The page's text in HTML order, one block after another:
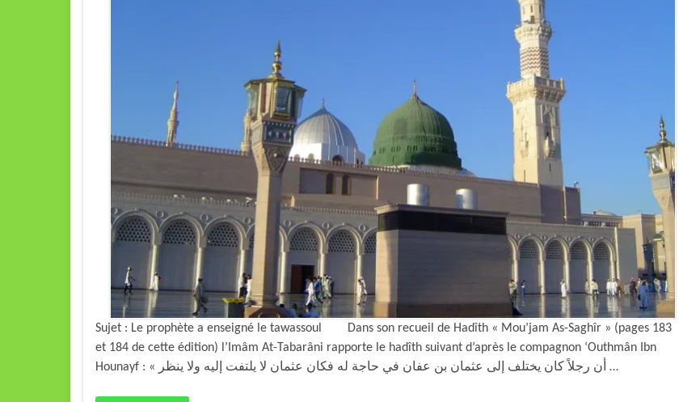
Sujet : Le prophète a enseigné le tawassoul Dans son recueil de Hadîth « Mou’jam As-Saghîr » (pages 183
et 184 de cette édition) l’Imâm At-Tabarâni rapporte le hadîth suivant d’après le compagnon ‘Outhmân Ibn
Hounayf : « أن رجلاً كان يختلف إلى عثمان بن عفان في حاجة له فكان عثمان لا يلتفت إليه ولا ينظر …